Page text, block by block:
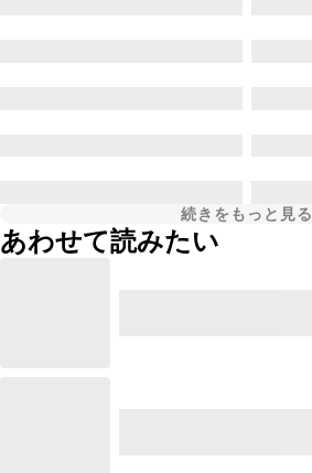
続きをもっと見る
あわせて読みたい